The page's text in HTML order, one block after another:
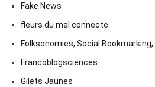
Fake News
fleurs du mal connecte
Folksonomies, Social
Francoblogsciences
Gilets Jaunes